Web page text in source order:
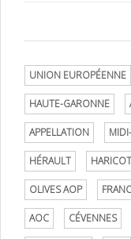
UNION EUROPÉENNE
HAUTE-GARONNE
APPELLATION
HÉRAULT HARICOT
OLIVES AOP
AOC CÉVENNES